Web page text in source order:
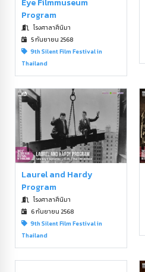
Eye Filmmuseum
Program
โรงศาลาศีนิมา
5 กันยายน 2568
9th Silent Film Festival in
Thailand
Laurel and Hardy
Program
โรงศาลาศีนิมา
6 กันยายน 2568
9th Silent Film Festival in
Thailand